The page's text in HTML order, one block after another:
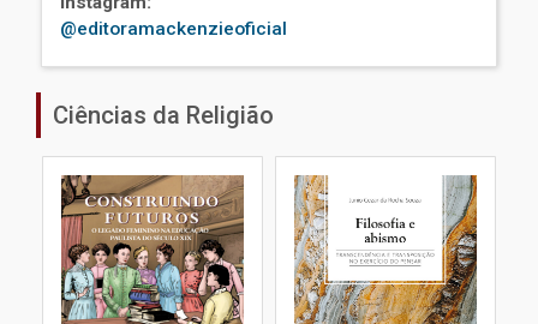
@editoramackenzieoficial
Ciências da Religião